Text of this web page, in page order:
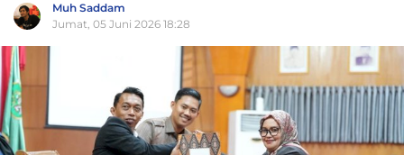
Muh Saddam
Jumat, 05 Juni 2026 18:28